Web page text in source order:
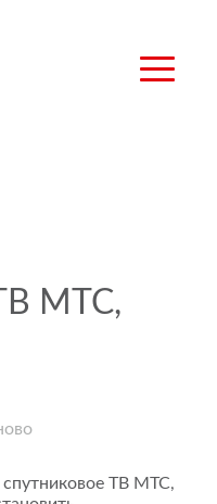
МТС,
ТВ МТС,